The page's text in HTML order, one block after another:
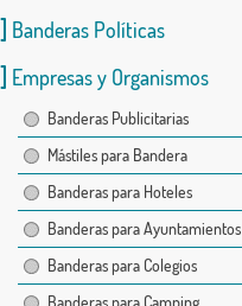
Banderas Políticas
Empresas y Organismos
Banderas Publicitarias
Mástiles para Bandera
Banderas para Hoteles
Banderas para Ayuntamientos
Banderas para Colegios
Banderas para Camping